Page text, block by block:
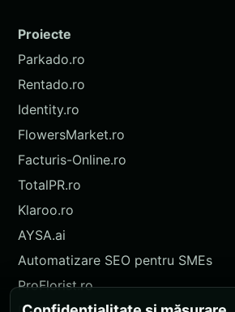
Proiecte
Parkado.ro
Rentado.ro
Identity.ro
FlowersMarket.ro
Facturis-Online.ro
TotalPR.ro
Klaroo.ro
AYSA.ai
Automatizare SEO pentru SMEs
ProFlorist.ro